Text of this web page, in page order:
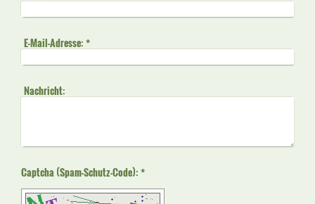
E-Mail-Adresse:*
Nachricht:
Captcha (Spam-Schutz-Code): *